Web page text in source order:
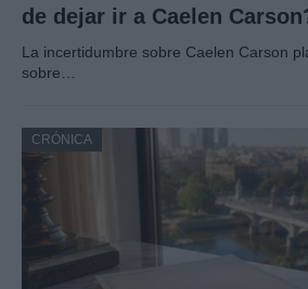
de dejar ir a Caelen
La incertidumbre sobre Caelen Carson
sobre…
CRÓNICA